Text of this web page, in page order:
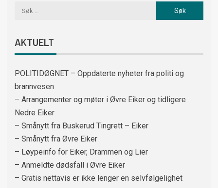
AKTUELT
POLITIDØGNET – Oppdaterte nyheter fra politi og
brannvesen
– Arrangementer og møter i Øvre Eiker og tidligere
Nedre Eiker
– Smånytt fra Buskerud Tingrett – Eiker
– Smånytt fra Øvre Eiker
– Løypeinfo for Eiker, Drammen og Lier
– Anmeldte dødsfall i Øvre Eiker
– Gratis nettavis er ikke lenger en selvfølgelighet